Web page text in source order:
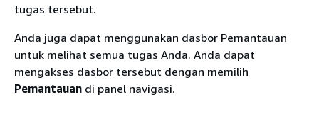
tugas tersebut.
Anda juga dapat menggunakan dasbor Pemantauan
untuk melihat semua tugas Anda. Anda dapat
mengakses dasbor tersebut dengan memilih
Pemantauan di panel navigasi.